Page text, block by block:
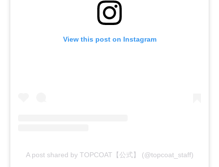
View this post on Instagram
A post shared by TOPCOAT【公式】 (@topcoat_staff)